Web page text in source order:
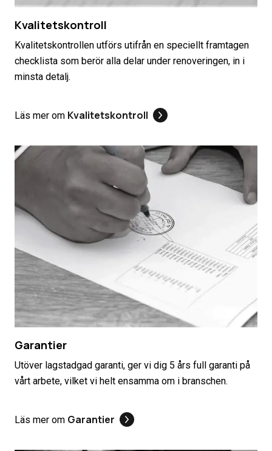
Kvalitetskontroll
Kvalitetskontrollen utförs utifrån en speciellt framtagen
checklista som berör alla delar under renoveringen, in i
minsta detalj.
Läs mer om Kvalitetskontroll
Garantier
Utöver lagstadgad garanti, ger vi dig 5 års full garanti på
vårt arbete, vilket vi helt ensamma om i branschen.
Läs mer om Garantier